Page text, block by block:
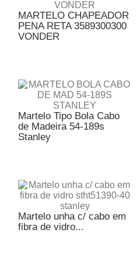
MARTELO CHAPEADOR
PENA RETA 3589300300
VONDER
Martelo Tipo Bola Cabo
de Madeira 54-189s
Stanley
Martelo unha c/ cabo em
fibra de vidro...